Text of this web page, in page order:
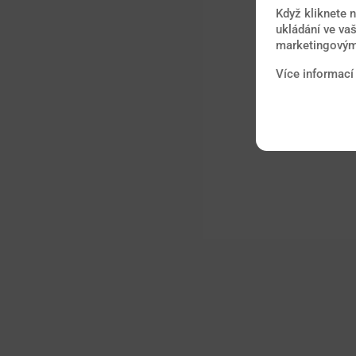
Když kliknete
ukládání ve
Více